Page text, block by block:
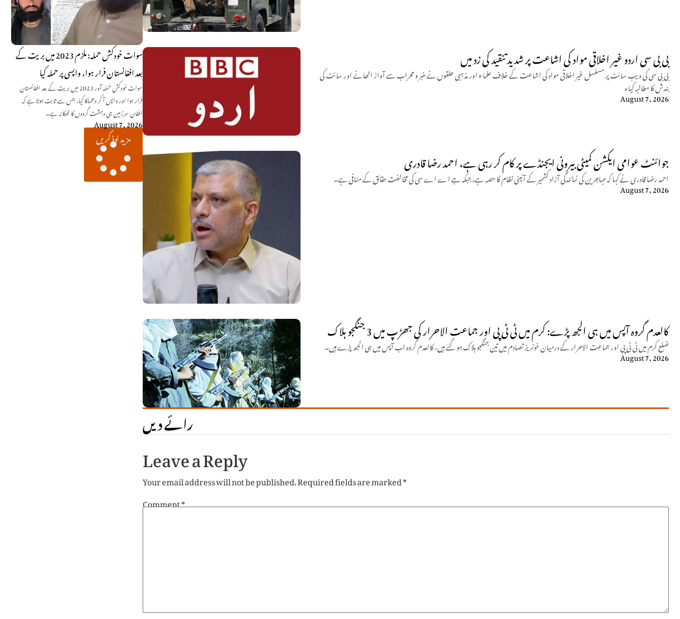
سوات خودکش حملہ: ملزم 2023 میں بریت کے
بعد افغانستان فرار ہوا، واپسی پر حملہ کیا
سوات خودکش حملہ آور 2023 میں بریت کے بعد افغانستان
فرار ہوا اور واپس آ کر دھماکا کیا، جس سے ثابت ہوتا ہے کہ
افغان سرزمین ہی دہشت گردوں کا ٹھکانہ ہے۔
August 7, 2026
مزید لوڈ کریں
بی بی سی اردو غیر اخلاقی مواد کی اشاعت پر شدید تنقید کی زد میں
بی بی سی کی ویب سائٹ پر مسلسل غیر اخلاقی مواد کی اشاعت کے خلاف علماء اور مذہبی حلقوں نے منبر و محراب سے آواز اٹھانے اور سائٹ کی
بندش کا مطالبہ کیا ہ
August 7, 2026
جوائنٹ عوامی ایکشن کمیٹی بیرونی ایجنڈے پر کام کر رہی ہے، احمد رضا قادری
احمد رضا قادری نے کہا کہ مہاجرین کی نمائندگی آزاد کشمیر کے آئینی نظام کا حصہ ہے، جبکہ جے اے اے سی کی مخالفت حقائق کے منافی ہے۔
August 7, 2026
کالعدم گروہ آپس میں ہی الجھ پڑے: کرم میں ٹی ٹی پی اور جماعت الاحرار کی جھڑپ میں 3 جنگجو ہلاک
ضلع کرم میں ٹی ٹی پی اور جماعت الاحرار کے درمیان خونریز تصادم میں تین جنگجو ہلاک ہو گئے ہیں، کالعدم گروہ اب آپس میں ہی الجھ پڑے ہیں۔
August 7, 2026
رائے دیں
Leave a Reply
Your email address will not be published.Required fields are marked*
Comment*